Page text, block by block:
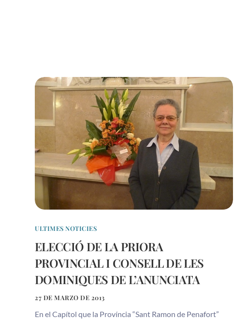
ULTIMES NOTICIES
ELECCIÓ DE LA PRIORA
PROVINCIAL I CONSELL DE LES
DOMINIQUES DE L’ANUNCIATA
27 DE MARZO DE 2013
En el Capítol que la Província “Sant Ramon de Penafort”